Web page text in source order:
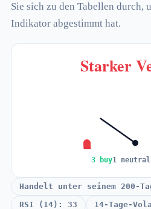
Sie sich zu den Tabellen durch,
Indikator abgestimmt hat.
Starker
3 buy1 neutral
Handelt unter seinem 200-
RSI (14): 33
14-Tage-